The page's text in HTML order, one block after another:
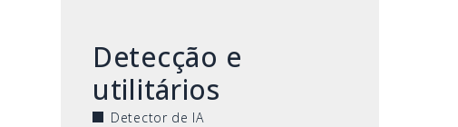
Detecção e
utilitários
Detector de IA